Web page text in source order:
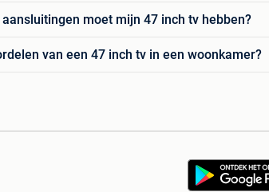
moet mijn 47 inch tv hebben?
van een 47 inch tv in een woonkamer?